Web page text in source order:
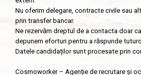
Nu oferim delegare, contracte civile sau
prin transfer bancar.
Ne rezervăm dreptul de a contacta doar
depunem eforturi pentru a răspunde
Datele candidaților sunt procesate prin
Cosmoworker – Agenție de recrutare și